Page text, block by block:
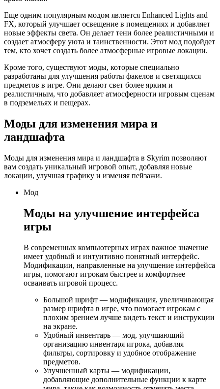
Еще одним популярным модом является Enhanced Lights and
FX, который улучшает освещение в помещениях и добавляет
новые эффекты света. Он делает тени более реалистичными и
создает атмосферу уюта и таинственности. Этот мод подойдет
тем, кто хочет создать более атмосферные игровые локации.
Кроме того, существуют моды, которые специально
разработаны для улучшения работы факелов и светящихся
предметов в игре. Они делают свет более ярким и
реалистичным, что добавляет атмосферности игровым сценам
в подземельях и пещерах.
Моды для изменения мира и
ландшафта
Моды для изменения мира и ландшафта в Skyrim позволяют
вам создать уникальный игровой опыт, добавляя новые
локации, улучшая графику и изменяя пейзажи.
Мод
Моды на улучшение интерфейса
игры
В современных компьютерных играх важное значение
имеет удобный и интуитивно понятный интерфейс.
Модификации, направленные на улучшение интерфейса
игры, помогают игрокам быстрее и комфортнее
осваивать игровой процесс.
Большой шрифт — модификация, увеличивающая
размер шрифта в игре, что помогает игрокам с
плохим зрением лучше видеть текст и инструкции
на экране.
Удобный инвентарь — мод, улучшающий
организацию инвентаря игрока, добавляя
фильтры, сортировку и удобное отображение
предметов.
Улучшенный карты — модификации,
добавляющие дополнительные функции к карте